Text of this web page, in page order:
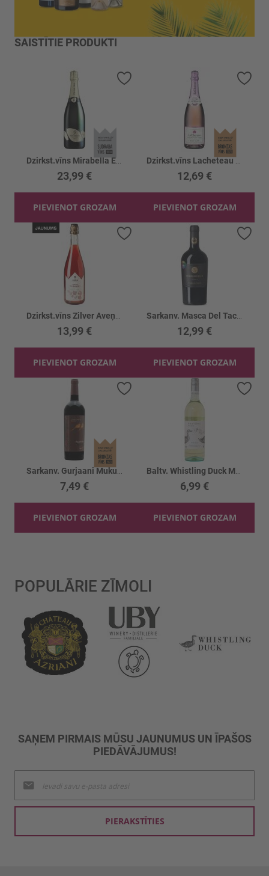
SAISTĪTIE PRODUKTI
23,99 €
PIEVIENOT GROZAM
Pievienot vēlmju sarakstam
12,69 €
PIEVIENOT GROZAM
13,99 €
PIEVIENOT GROZAM
Pievienot vēlmju sarakstam
12,99 €
PIEVIENOT GROZAM
7,49 €
PIEVIENOT GROZAM
6,99 €
PIEVIENOT GROZAM
POPULĀRIE ZĪMOLI
SAŅEM PIRMAIS MŪSU JAUNUMUS UN ĪPAŠOS
PIEDĀVĀJUMUS!
jaunumu
saņemšanai:
PIERAKSTĪTIES